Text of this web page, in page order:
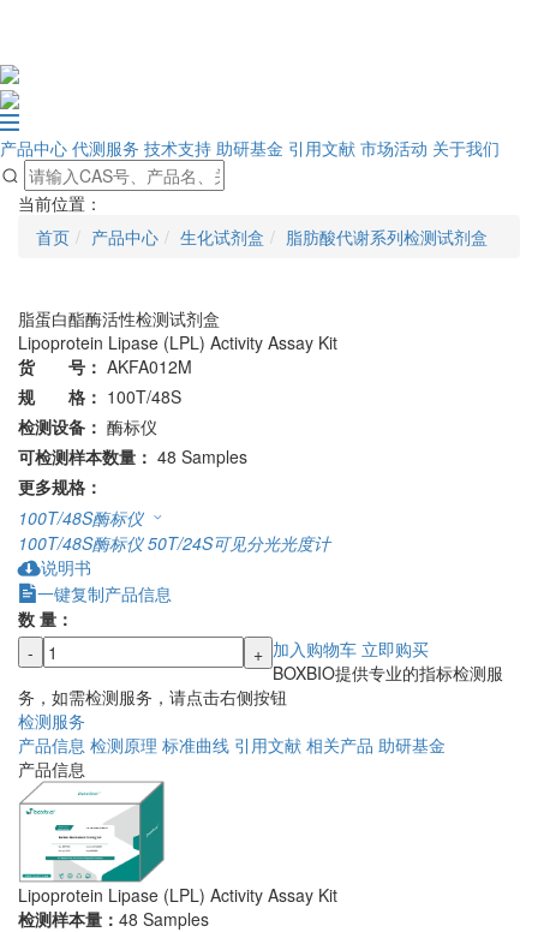
产品中心 代测服务 技术支持 助研基金 引用文献 市场活动 关于我们
当前位置：
首页
产品中心 生化试剂盒 脂肪酸代谢系列检测试剂盒
脂蛋白酯酶活性检测试剂盒
Lipoprotein Lipase (LPL) Activity Assay Kit
货 号： AKFA012M
规 格： 100T/48S
检测设备： 酶标仪
可检测样本数量： 48 Samples
更多规格：
100T/48S酶标仪
100T/48S酶标仪 50T/24S可见分光光度计
说明书
一键复制产品信息
数 量：
-
+ 加入购物车 立即购买
BOXBIO提供专业的指标检测服
务，如需检测服务，请点击右侧按钮
检测服务
产品信息 检测原理 标准曲线 引用文献 相关产品 助研基金
产品信息
Lipoprotein Lipase (LPL) Activity Assay Kit
检测样本量： 48 Samples